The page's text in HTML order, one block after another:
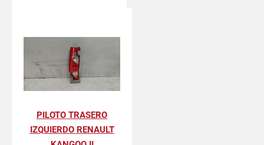
PILOTO TRASERO
IZQUIERDO RENAULT